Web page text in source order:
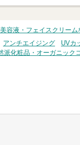
容液・フェイスクリーム
アンチエイジング UVカ
派化粧品・オーガニック